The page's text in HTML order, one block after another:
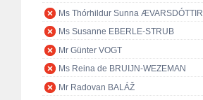
Ms Thórhildur Sunna ÆVARSDÓTTIR
Ms Susanne EBERLE-STRUB
Mr Günter VOGT
Ms Reina de BRUIJN-WEZEMAN
Mr Radovan BALÁŽ